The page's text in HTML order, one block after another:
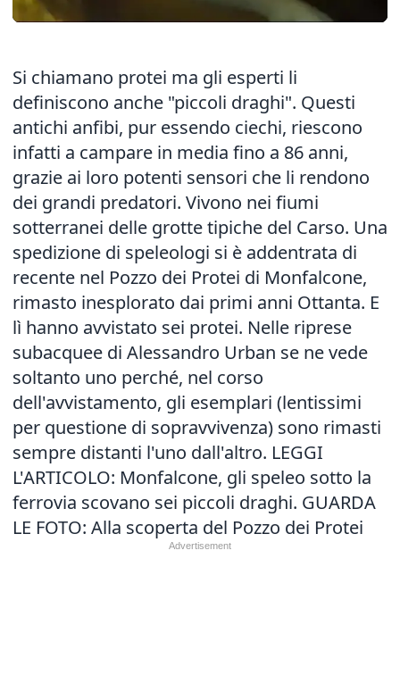
Si chiamano protei ma gli esperti li
definiscono anche "piccoli draghi". Questi
antichi anfibi, pur essendo ciechi, riescono
infatti a campare in media fino a 86 anni,
grazie ai loro potenti sensori che li rendono
dei grandi predatori. Vivono nei fiumi
sotterranei delle grotte tipiche del Carso. Una
spedizione di speleologi si è addentrata di
recente nel Pozzo dei Protei di Monfalcone,
rimasto inesplorato dai primi anni Ottanta. E
lì hanno avvistato sei protei. Nelle riprese
subacquee di Alessandro Urban se ne vede
soltanto uno perché, nel corso
dell'avvistamento, gli esemplari (lentissimi
per questione di sopravvivenza) sono rimasti
sempre distanti l'uno dall'altro. LEGGI
L'ARTICOLO: Monfalcone, gli speleo sotto la
ferrovia scovano sei piccoli draghi. GUARDA
LE FOTO: Alla scoperta del Pozzo dei Protei